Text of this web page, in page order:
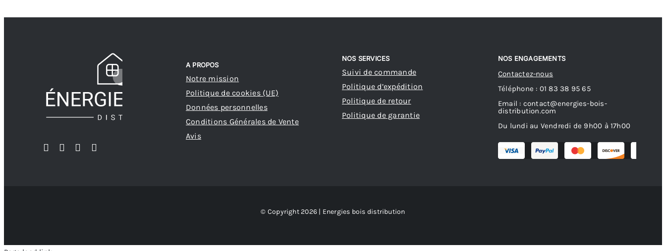
A PROPOS
Notre mission
Politique de cookies (UE)
Données personnelles
Conditions Générales de Vente
Avis
NOS SERVICES
Suivi de commande
Politique d’expédition
Politique de retour
Politique de garantie
NOS ENGAGEMENTS
Contactez-nous
Téléphone : 01 83 38 95 65
Email : contact@energies-bois-
distribution.com
Du lundi au Vendredi de 9h00 à 17h00
© Copyright 2026 | Energies bois distribution